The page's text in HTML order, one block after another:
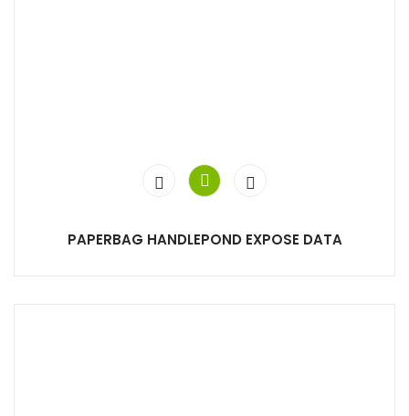
PAPERBAG HANDLEPOND EXPOSE DATA